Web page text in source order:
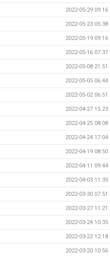
2022-05-29 09:16
2022-05-23 05:38
2022-05-19 09:16
2022-05-16 07:37
2022-05-08 21:51
2022-05-05 06:44
2022-05-02 06:51
2022-04-27 15:23
2022-04-25 08:08
2022-04-24 17:04
2022-04-19 08:50
2022-04-11 09:44
2022-04-03 11:35
2022-03-30 07:51
2022-03-27 11:21
2022-03-24 10:35
2022-03-22 12:18
2022-03-20 10:56